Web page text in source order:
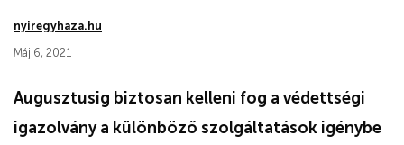
nyiregyhaza.hu
Máj 6, 2021
Augusztusig biztosan kelleni fog a védettségi
igazolvány a különböző szolgáltatások igénybe